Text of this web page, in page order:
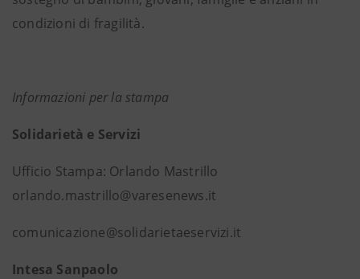
condizioni di fragilità.
Informazioni per la stampa
Solidarietà e Servizi
Ufficio Stampa: Orlando Mastrillo
orlando.mastrillo@varesenews.it
comunicazione@solidarietaeservizi.it
Intesa Sanpaolo